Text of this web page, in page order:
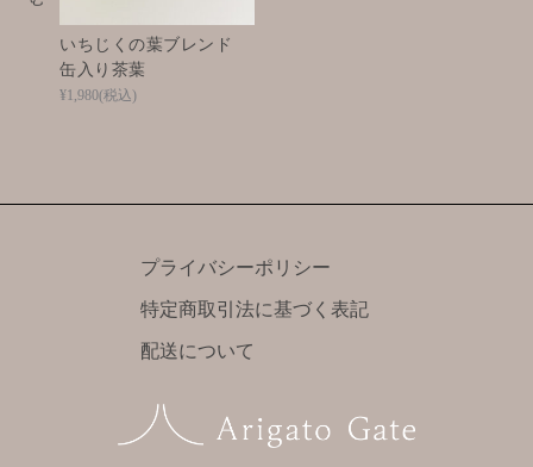
いちじくの葉ブレンド
缶入り茶葉
¥1,980(税込)
プライバシーポリシー
特定商取引法に基づく表記
配送について